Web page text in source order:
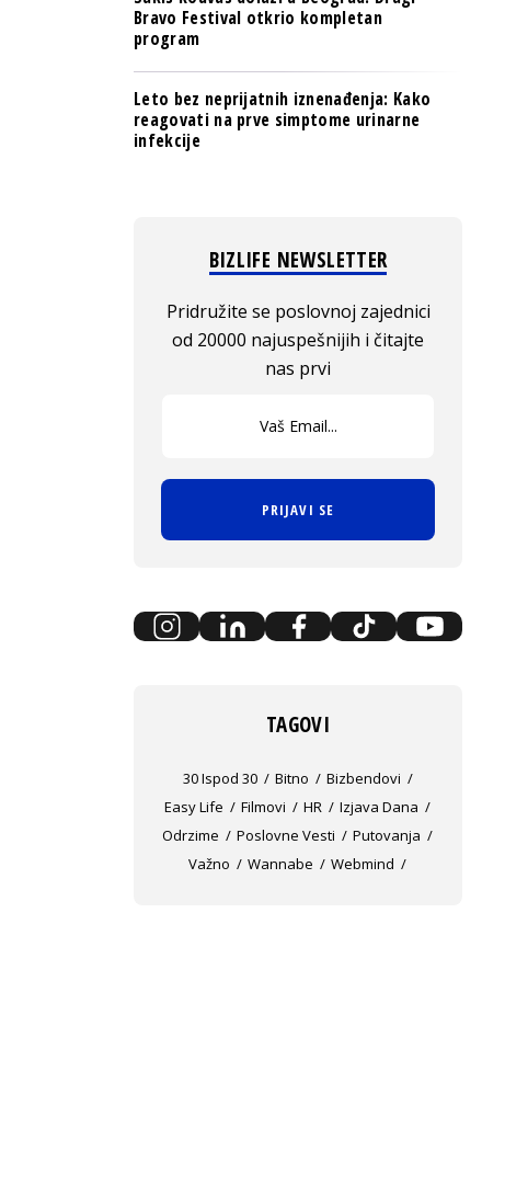
Bravo Festival otkrio kompletan
program
Leto bez neprijatnih iznenađenja: Kako
reagovati na prve simptome urinarne
infekcije
BIZLIFE NEWSLETTER
Pridružite se poslovnoj zajednici
od 20000 najuspešnijih i čitajte
nas prvi
PRIJAVI SE
TAGOVI
30 Ispod 30 Bitno
Bizbendovi
Easy Life
Filmovi HR
Izjava Dana
Odrzime
Poslovne Vesti
Putovanja
Važno
Wannabe Webmind